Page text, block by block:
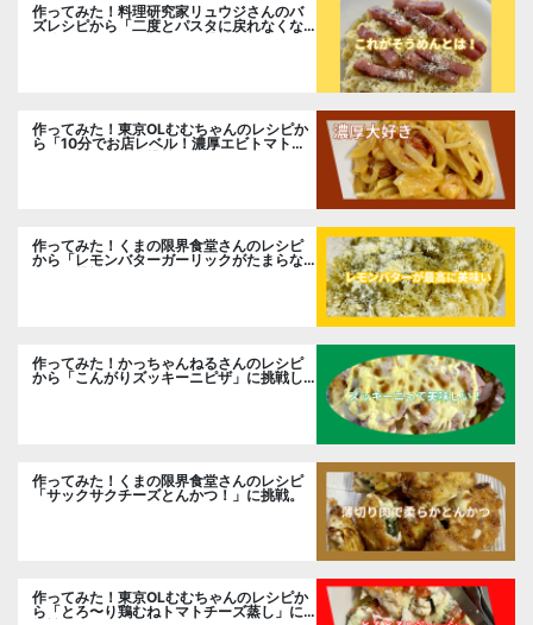
作ってみた！料理研究家リュウジさんのバ
ズレシピから「二度とパスタに戻れなくな
作ってみた！東京OLむむちゃんのレシピか
ら「10分でお店レベル！濃厚エビトマトク
作ってみた！くまの限界食堂さんのレシピ
から「レモンバターガーリックがたまらな
作ってみた！かっちゃんねるさんのレシピ
から「こんがりズッキーニピザ」に挑戦し
作ってみた！くまの限界食堂さんのレシピ
「サックサクチーズとんかつ！」に挑戦。
作ってみた！東京OLむむちゃんのレシピか
ら「とろ〜り鶏むねトマトチーズ蒸し」に